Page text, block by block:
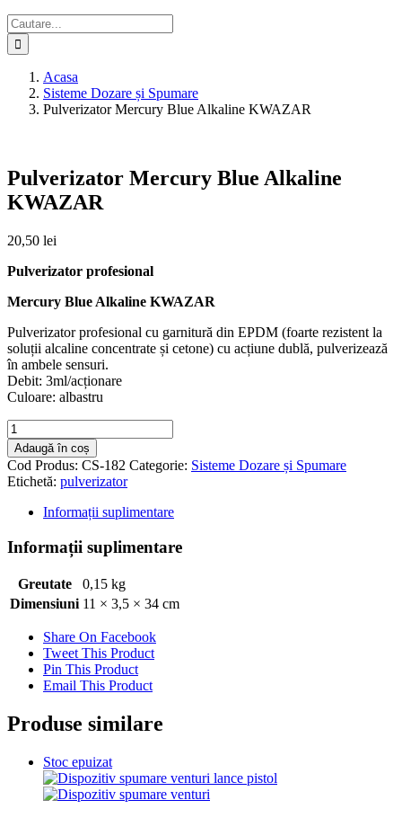
Cautare...
Acasa
Sisteme Dozare și Spumare
Pulverizator Mercury Blue Alkaline KWAZAR
Pulverizator Mercury Blue Alkaline
KWAZAR
20,50 lei
Pulverizator profesional
Mercury Blue Alkaline KWAZAR
Pulverizator profesional cu garnitură din EPDM (foarte rezistent la
soluții alcaline concentrate și cetone) cu acțiune dublă, pulverizează
în ambele sensuri.
Debit: 3ml/acționare
Culoare: albastru
Cantitate
Pulverizator
Mercury
Blue
Alkaline
KWAZAR
Adaugă în coș
Cod Produs: CS-182 Categorie: Sisteme Dozare și Spumare
Etichetă: pulverizator
Informații suplimentare
Informații suplimentare
Greutate
0,15 kg
Dimensiuni 11 × 3,5 × 34 cm
Share On Facebook
Tweet This Product
Pin This Product
Email This Product
Produse similare
Stoc epuizat